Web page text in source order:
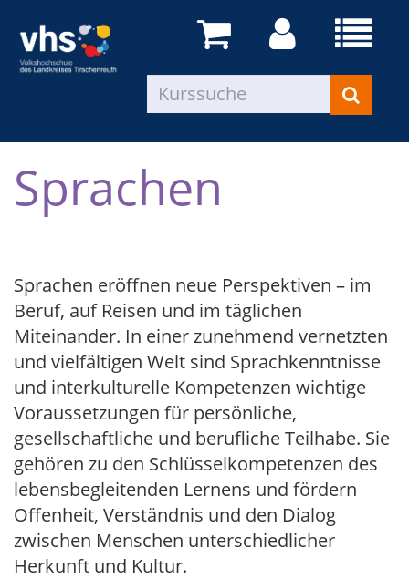
Sprachen
Sprachen eröffnen neue Perspektiven – im
Beruf, auf Reisen und im täglichen
Miteinander. In einer zunehmend vernetzten
und vielfältigen Welt sind Sprachkenntnisse
und interkulturelle Kompetenzen wichtige
Voraussetzungen für persönliche,
gesellschaftliche und berufliche Teilhabe. Sie
gehören zu den Schlüsselkompetenzen des
lebensbegleitenden Lernens und fördern
Offenheit, Verständnis und den Dialog
zwischen Menschen unterschiedlicher
Herkunft und Kultur.